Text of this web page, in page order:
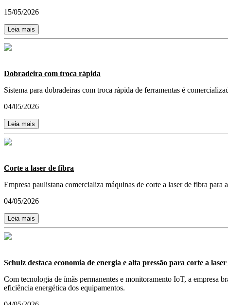
15/05/2026
Leia mais
Dobradeira com troca rápida
Sistema para dobradeiras com troca rápida de ferramentas é
04/05/2026
Leia mais
Corte a laser de fibra
Empresa paulistana comercializa máquinas de corte a laser de fibra para
04/05/2026
Leia mais
Schulz destaca economia de energia e alta pressão para corte a
Com tecnologia de ímãs permanentes e monitoramento IoT, a empresa
eficiência energética dos equipamentos.